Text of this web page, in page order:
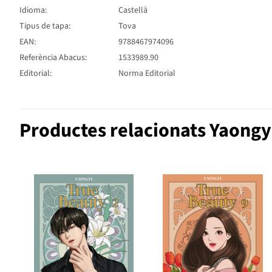
Idioma:
Castellà
Tipus de tapa:
Tova
EAN:
9788467974096
Referència Abacus:
1533989.90
Editorial:
Norma Editorial
Productes relacionats